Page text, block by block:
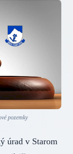
pozemky
úrad v Starom